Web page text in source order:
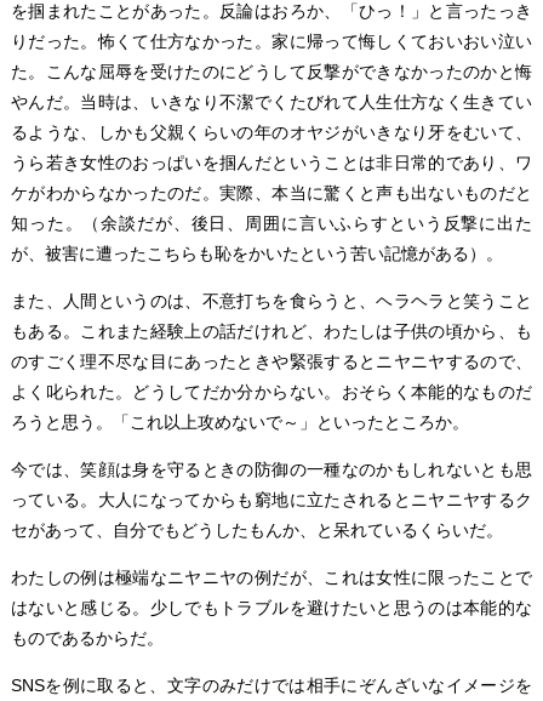
を掴まれたことがあった。反論はおろか、「ひっ！」と言ったっき
りだった。怖くて仕方なかった。家に帰って悔しくておいおい泣い
た。こんな屈辱を受けたのにどうして反撃ができなかったのかと悔
やんだ。当時は、いきなり不潔でくたびれて人生仕方なく生きてい
るような、しかも父親くらいの年のオヤジがいきなり牙をむいて、
うら若き女性のおっぱいを掴んだということは非日常的であり、ワ
ケがわからなかったのだ。実際、本当に驚くと声も出ないものだと
知った。（余談だが、後日、周囲に言いふらすという反撃に出た
が、被害に遭ったこちらも恥をかいたという苦い記憶がある）。
また、人間というのは、不意打ちを食らうと、ヘラヘラと笑うこと
もある。これまた経験上の話だけれど、わたしは子供の頃から、も
のすごく理不尽な目にあったときや緊張するとニヤニヤするので、
よく叱られた。どうしてだか分からない。おそらく本能的なものだ
ろうと思う。「これ以上攻めないで～」といったところか。
今では、笑顔は身を守るときの防御の一種なのかもしれないとも思
っている。大人になってからも窮地に立たされるとニヤニヤするク
セがあって、自分でもどうしたもんか、と呆れているくらいだ。
わたしの例は極端なニヤニヤの例だが、これは女性に限ったことで
はないと感じる。少しでもトラブルを避けたいと思うのは本能的な
ものであるからだ。
SNSを例に取ると、文字のみだけでは相手にぞんざいなイメージを